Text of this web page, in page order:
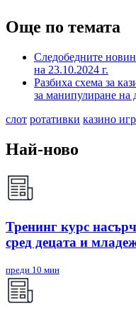
Още по темата
Следобедните
на 23.10.2024 г.
Разбиха схема за
за манипулиране на
слот ротативки казино
Най-ново
Тренинг курс
сред децата и
преди 10 мин